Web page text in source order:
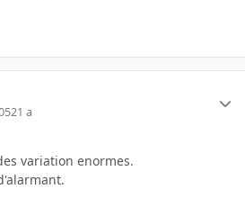
21 a
variation enormes.